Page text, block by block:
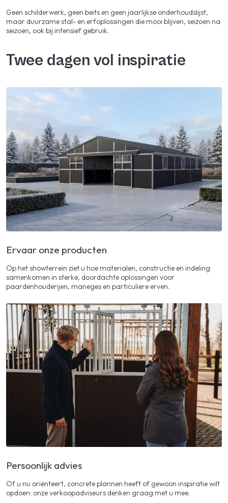
Geen schilderwerk, geen beits en geen jaarlijkse onderhoudslijst,
maar duurzame stal- en erfoplossingen die mooi blijven, seizoen na
seizoen, ook bij intensief gebruik.
Twee dagen vol inspiratie
Ervaar onze producten
Op het showterrein ziet u hoe materialen, constructie en indeling
samenkomen in sterke, doordachte oplossingen voor
paardenhouderijen, maneges en particuliere erven.
Persoonlijk advies
Of u nu oriënteert, concrete plannen heeft of gewoon inspiratie wilt
opdoen: onze verkoopadviseurs denken graag met u mee.